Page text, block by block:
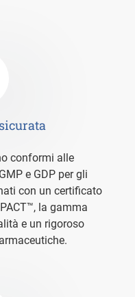
e GDP per gli
con un certificato
la gamma
e un rigoroso